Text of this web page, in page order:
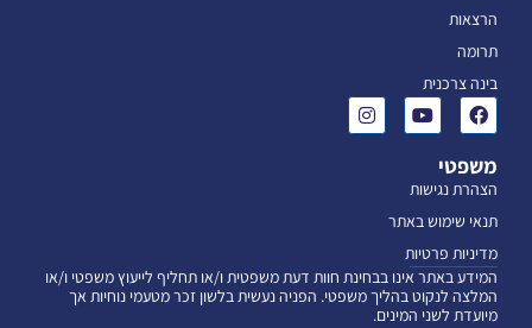
הרצאות
תרומה
בינה צרכנית
משפטי
הצהרת נגישות
תנאי שימוש באתר
מדיניות פרטיות
המידע באתר אינו בבחינת חוות דעת משפטית ו/או תחליף לייעוץ משפטי ו/או
המלצה לנקוט בהליך משפטי. הפניה נעשית בלשון זכר מטעמי נוחיות אך
מיועדת לשני המינים.